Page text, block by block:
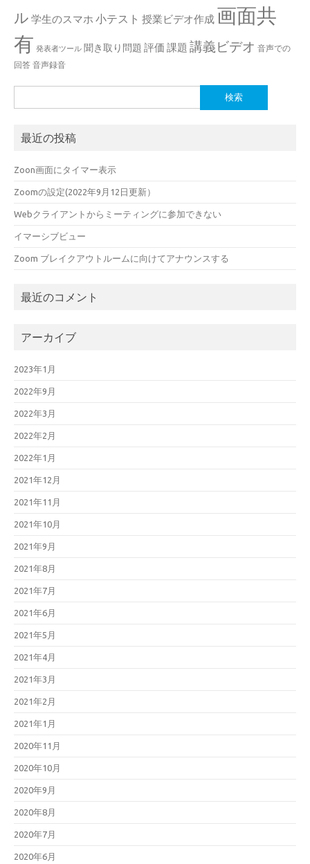
ル 学生のスマホ 小テスト 授業ビデオ作成 画面共
有 発表者ツール 聞き取り問題 評価 課題 講義ビデオ 音声での
回答 音声録音
索:
最近の投稿
Zoon画面にタイマー表示
Zoomの設定(2022年9月12日更新）
Webクライアントからミーティングに参加できない
イマーシブビュー
Zoom ブレイクアウトルームに向けてアナウンスする
最近のコメント
アーカイブ
2023年1月
2022年9月
2022年3月
2022年2月
2022年1月
2021年12月
2021年11月
2021年10月
2021年9月
2021年8月
2021年7月
2021年6月
2021年5月
2021年4月
2021年3月
2021年2月
2021年1月
2020年11月
2020年10月
2020年9月
2020年8月
2020年7月
2020年6月